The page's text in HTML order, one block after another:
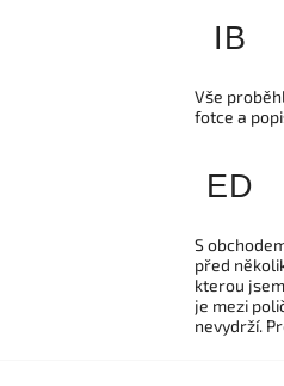
IB
Vše
fotce a
ED
S
před
kterou
je mezi
nevydrží.